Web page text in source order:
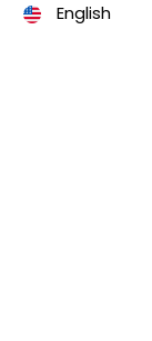
English